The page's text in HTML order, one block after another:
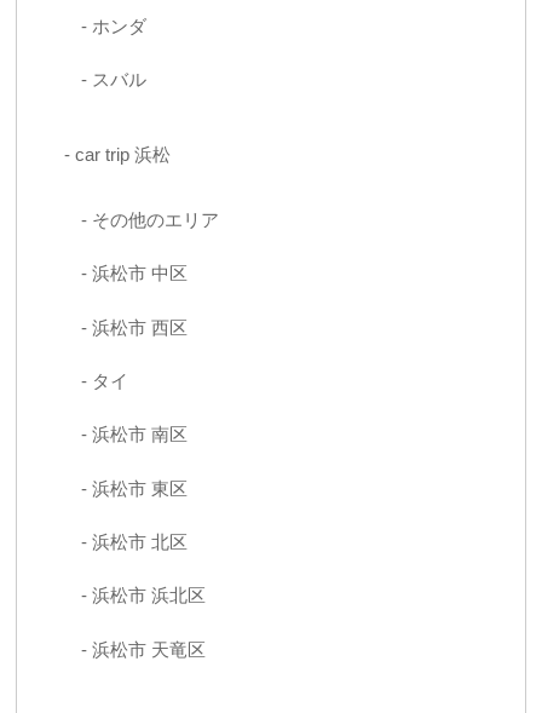
ホンダ
スバル
car trip 浜松
その他のエリア
浜松市 中区
浜松市 西区
タイ
浜松市 南区
浜松市 東区
浜松市 北区
浜松市 浜北区
浜松市 天竜区